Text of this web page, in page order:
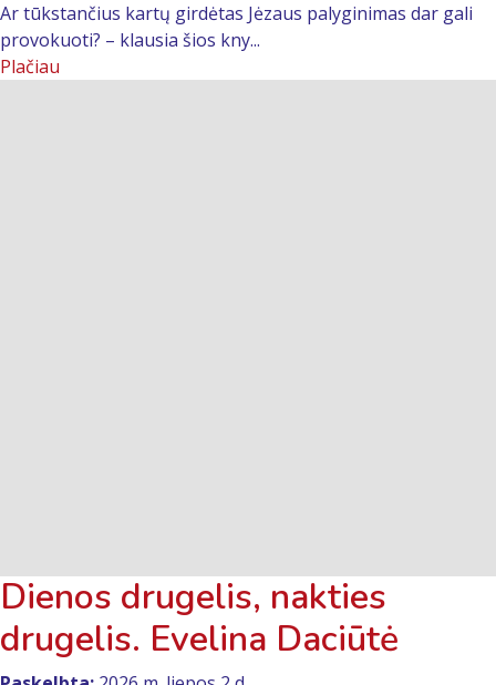
Ar tūkstančius kartų girdėtas Jėzaus palyginimas dar gali
provokuoti? – klausia šios kny...
Plačiau
Dienos drugelis, nakties
drugelis. Evelina Daciūtė